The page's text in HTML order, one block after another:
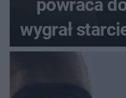
powraca
wygrał